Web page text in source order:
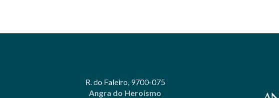
R. do Faleiro, 9700-075
Angra do Heroísmo